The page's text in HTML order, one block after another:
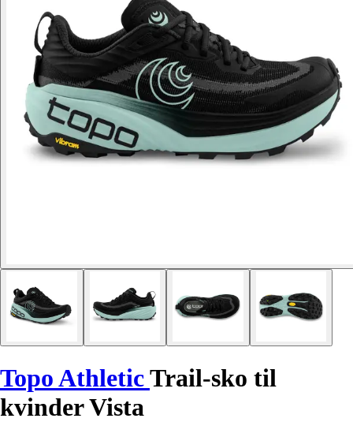
Topo AthleticTrail-sko til
kvinder Vista